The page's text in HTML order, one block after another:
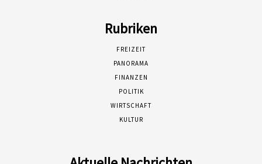
Rubriken
FREIZEIT
PANORAMA
FINANZEN
POLITIK
WIRTSCHAFT
KULTUR